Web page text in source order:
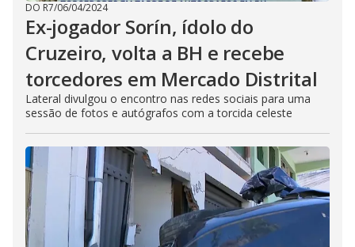
DO R7/06/04/2024
Ex-jogador Sorín, ídolo do
Cruzeiro, volta a BH e recebe
torcedores em Mercado Distrital
Lateral divulgou o encontro nas redes sociais para uma
sessão de fotos e autógrafos com a torcida celeste